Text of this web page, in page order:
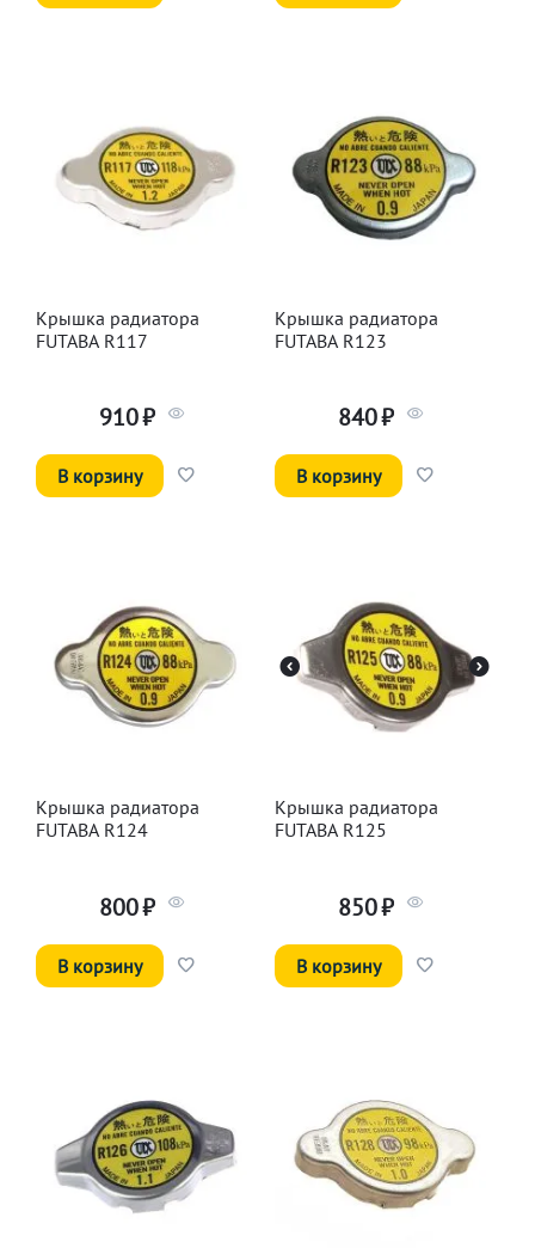
Крышка радиатора
FUTABA R117
910₽
В корзину
Крышка радиатора
FUTABA R123
840₽
В корзину
Крышка радиатора
FUTABA R124
800₽
В корзину
Крышка радиатора
FUTABA R125
850₽
В корзину